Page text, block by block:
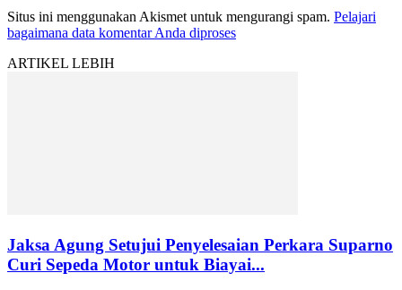
Situs ini menggunakan Akismet untuk mengurangi spam. Pelajari
bagaimana data komentar Anda diproses
ARTIKEL LEBIH
Jaksa Agung Setujui Penyelesaian Perkara Suparno
Curi Sepeda Motor untuk Biayai...